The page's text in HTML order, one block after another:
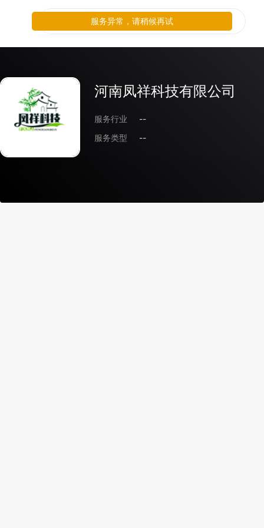
河南凤祥科技有限公司
服务行业
--
服务类型
--
服务异常，请稍候再试